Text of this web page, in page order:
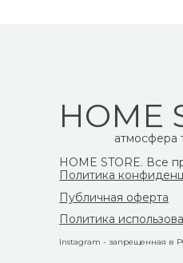
HOME
Политика
Публичная оферта
HOME STORE. Все
Политика
Instagram - запрещенная в
атмосфера